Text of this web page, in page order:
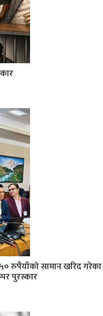
रुपैयाँको सामान खरिद गरेका
पुरस्कार